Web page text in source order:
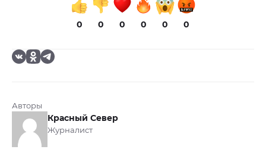
0 0 0 0 0 0
Авторы
Красный Север
Журналист